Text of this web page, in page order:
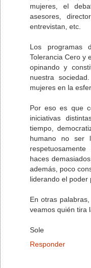
mujeres, el
asesores,
entrevistan, etc.
Los programas
Tolerancia Cero y
opinando y
nuestra
mujeres en la
Por eso es que
iniciativas
tiempo,
humano no ser
haces
además, poco
liderando el poder
En otras
veamos quién tira
Sole
Responder